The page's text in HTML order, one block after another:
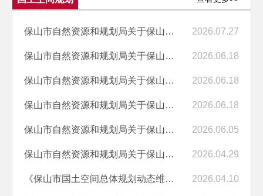
保山市自然资源和规划局关于保山市中心城区城北组团单元BC-24-01等地块... 2026.07.27
保山市自然资源和规划局关于保山中心城市学府路北侧、远征路以西、西大... 2026.06.18
保山市自然资源和规划局关于保山中心城市人民路西延长线、易罗池以南地... 2026.06.18
保山市自然资源和规划局关于保山市中心城区老城城北组团单元BC-101-05地... 2026.06.18
保山市自然资源和规划局关于保山市中心城区青华海片区启迪路南侧、龙陵... 2026.06.05
保山市自然资源和规划局关于保山中心城市龙泉路南侧、西大沟西侧、南苑... 2026.04.29
《保山市国土空间总体规划动态维护方案》（2026年度）草案公示 2026.04.10